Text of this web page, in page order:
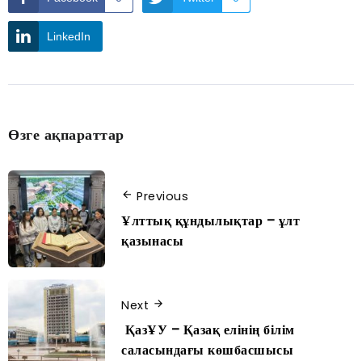
LinkedIn
Өзге ақпараттар
Previous
Ұлттық құндылықтар – ұлт
қазынасы
Next
ҚазҰУ – Қазақ елінің білім
саласындағы көшбасшысы